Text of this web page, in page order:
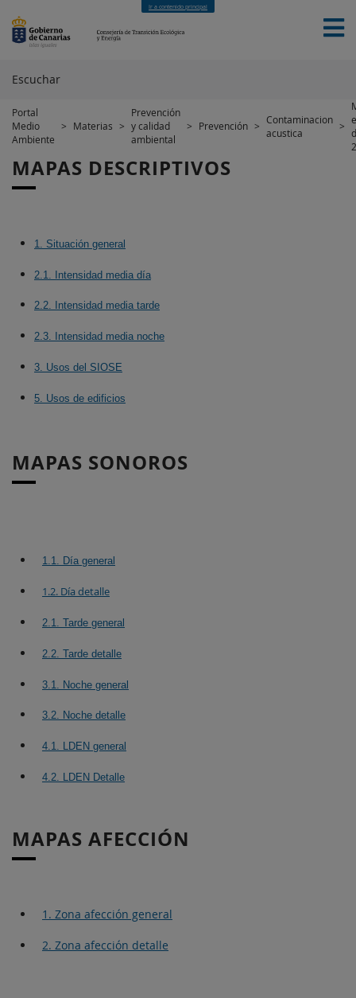
Ir a contenido principal
INICIO SERVICIOS MATERIAS
FINANCIACIÓN
EUROPEA
NOTICIAS NOVEDADES
Escuchar
Portal
Medio
Ambiente
> Materias >
Prevención
y calidad
ambiental
> Prevención > Contaminacion
acustica
>
MAPAS DESCRIPTIVOS
1. Situación general
2.1. Intensidad media día
2.2. Intensidad media tarde
2.3. Intensidad media noche
3. Usos del SIOSE
5. Usos de edificios
MAPAS SONOROS
1.1. Día general
1.2. Día detalle
2.1. Tarde general
2.2. Tarde detalle
3.1. Noche general
3.2. Noche detalle
4.1. LDEN general
4.2. LDEN Detalle
MAPAS AFECCIÓN
1. Zona afección general
2. Zona afección detalle